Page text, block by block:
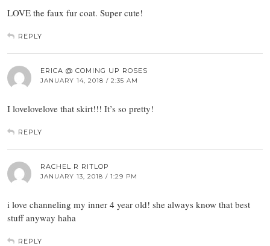
LOVE the faux fur coat. Super cute!
REPLY
ERICA @ COMING UP ROSES
JANUARY 14, 2018 / 2:35 AM
I lovelovelove that skirt!!! It’s so pretty!
REPLY
RACHEL R RITLOP
JANUARY 13, 2018 / 1:29 PM
i love channeling my inner 4 year old! she always know that best
stuff anyway haha
REPLY